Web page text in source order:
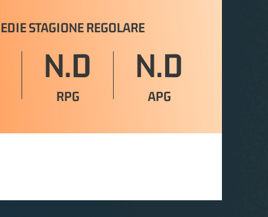
STAGIONE REGOLARE
N.D
RPG
N.D
APG